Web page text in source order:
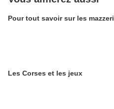
Pour tout savoir sur les mazzeri
Les Corses et les jeux